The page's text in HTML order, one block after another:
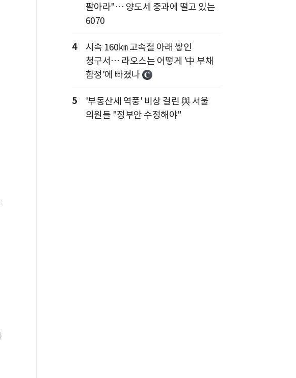
팔아라"… 양도세 중과에 떨고 있는
6070
4
시속 160㎞ 고속철 아래 쌓인
청구서… 라오스는 어떻게 '中 부채
함정'에 빠졌나
5
'부동산세 역풍' 비상 걸린 與 서울
의원들 "정부안 수정해야"